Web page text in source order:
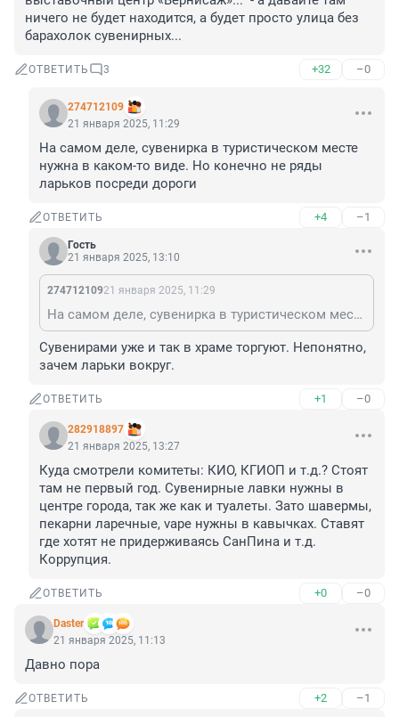
ничего не будет находится, а будет просто улица без
барахолок сувенирных...
ОТВЕТИТЬ 3 +32 –0
274712109
21 января 2025, 11:29
На самом деле, сувенирка в туристическом месте
нужна в каком-то виде. Но конечно не ряды
ларьков посреди дороги
ОТВЕТИТЬ +4 –1
Гость
21 января 2025, 13:10
27471210921 января 2025, 11:29
На самом деле, сувенирка в туристическом месте нужна в каком-то виде. Но конечно не ряды ларьков посреди дороги
Сувенирами уже и так в храме торгуют. Непонятно,
зачем ларьки вокруг.
ОТВЕТИТЬ +1 –0
282918897
21 января 2025, 13:27
Куда смотрели комитеты: КИО, КГИОП и т.д.? Стоят
там не первый год. Сувенирные лавки нужны в
центре города, так же как и туалеты. Зато шавермы,
пекарни ларечные, vape нужны в кавычках. Ставят
где хотят не придерживаясь СанПина и т.д.
Коррупция.
ОТВЕТИТЬ +0 –0
Daster
21 января 2025, 11:13
Давно пора
ОТВЕТИТЬ +2 –1